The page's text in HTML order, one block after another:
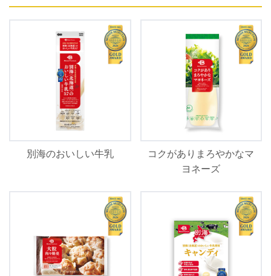
別海のおいしい牛乳
コクがありまろやかなマ
ヨネーズ